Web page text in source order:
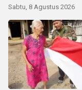
Sabtu, 8 Agustus 2026